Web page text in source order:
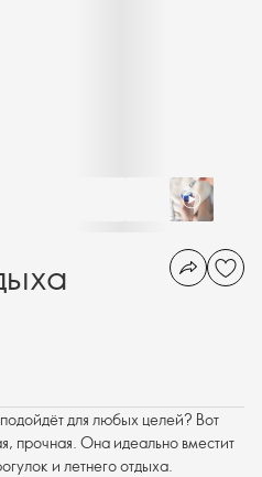
для любых целей? Вот
прочная. Она идеально вместит
и летнего отдыха.